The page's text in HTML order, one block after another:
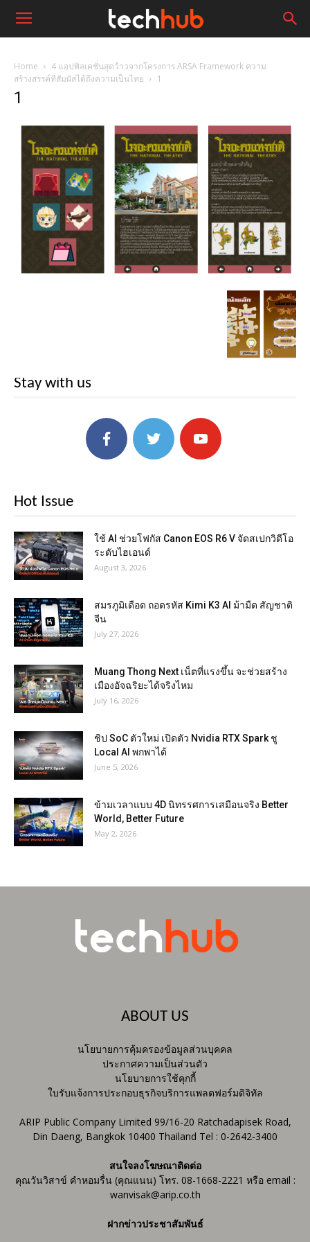
Home
4 แอปพิลเคชั่นสุดว้าวจากโครงการ ARSA Framework ความ
สร้างสรรค์ที่สัมผัสได้ถึงความเป็นไทย
1
1
Stay with us
Hot Issue
ใช้ AI ช่วยโฟกัส Canon EOS R6 V จัดสเปกวิดีโอ
ระดับไฮเอนด์
August 3, 2026
สมรภูมิเดือด ถอดรหัส Kimi K3 AI ม้ามืด สัญชาติ
จีน
July 27, 2026
Muang Thong Next เน็ตที่แรงขึ้น จะช่วยสร้าง
เมืองอัจฉริยะได้จริงไหม
July 16, 2026
ชิป SoC ตัวใหม่ เปิดตัว Nvidia RTX Spark ชู
Local AI พกพาได้
June 5, 2026
ข้ามเวลาแบบ 4D นิทรรศการเสมือนจริง Better
World, Better Future
May 2, 2026
ABOUT US
นโยบายการคุ้มครองข้อมูลส่วนบุคคล
ประกาศความเป็นส่วนตัว
นโยบายการใช้คุกกี้
ใบรับแจ้งการประกอบธุรกิจบริการแพลตฟอร์มดิจิทัล
ARIP Public Company Limited 99/16-20 Ratchadapisek Road,
Din Daeng, Bangkok 10400 Thailand Tel : 0-2642-3400
สนใจลงโฆษณาติดต่อ
คุณวันวิสาข์ คำหอมรื่น (คุณแนน) โทร. 08-1668-2221 หรือ email :
wanvisak@arip.co.th
ฝากข่าวประชาสัมพันธ์